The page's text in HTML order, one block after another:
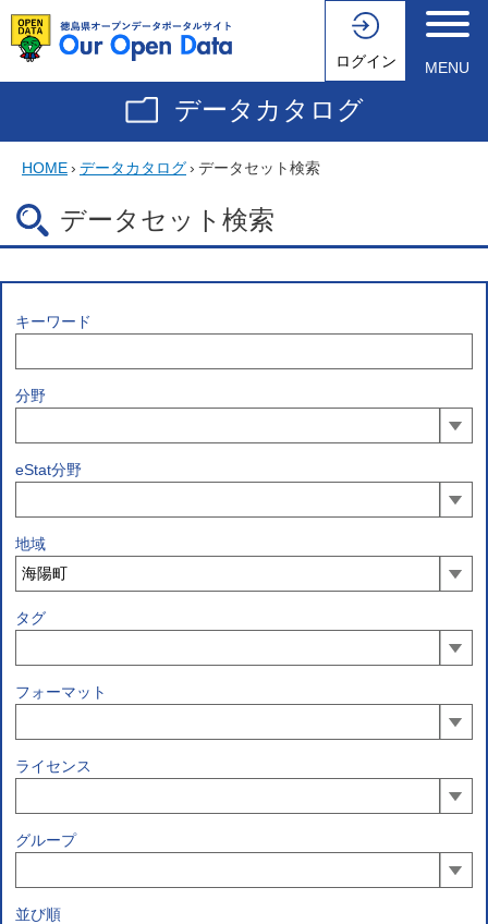
ログイン MENU
データカタログ
HOME› データカタログ› データセット検索
データセット検索
キーワード
分野
eStat分野
地域
タグ
フォーマット
ライセンス
グループ
並び順